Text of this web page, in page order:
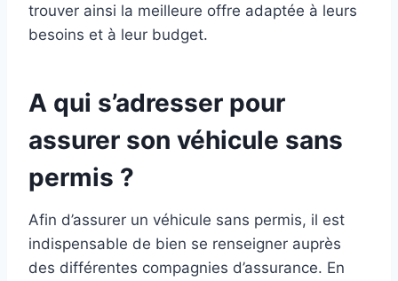
trouver ainsi la meilleure offre adaptée à leurs
besoins et à leur budget.
A qui s’adresser pour
assurer son véhicule sans
permis ?
Afin d’assurer un véhicule sans permis, il est
indispensable de bien se renseigner auprès
des différentes compagnies d’assurance. En